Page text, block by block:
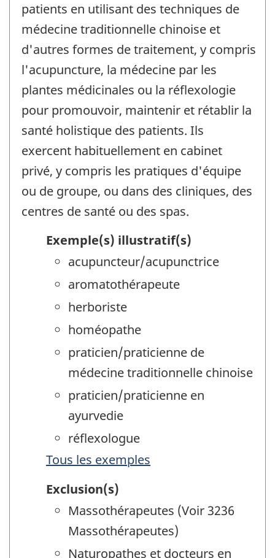
patients en utilisant des techniques de
médecine traditionnelle chinoise et
d'autres formes de traitement, y compris
l'acupuncture, la médecine par les
plantes médicinales ou la réflexologie
pour promouvoir, maintenir et rétablir la
santé holistique des patients. Ils
exercent habituellement en cabinet
privé, y compris les pratiques d'équipe
ou de groupe, ou dans des cliniques, des
centres de santé ou des spas.
Exemple(s) illustratif(s)
acupuncteur/acupunctrice
aromatothérapeute
herboriste
homéopathe
praticien/praticienne de
médecine traditionnelle chinoise
praticien/praticienne en
ayurvedie
réflexologue
Tous les exemples
Exclusion(s)
Massothérapeutes (Voir 3236
Massothérapeutes)
Naturopathes et docteurs en